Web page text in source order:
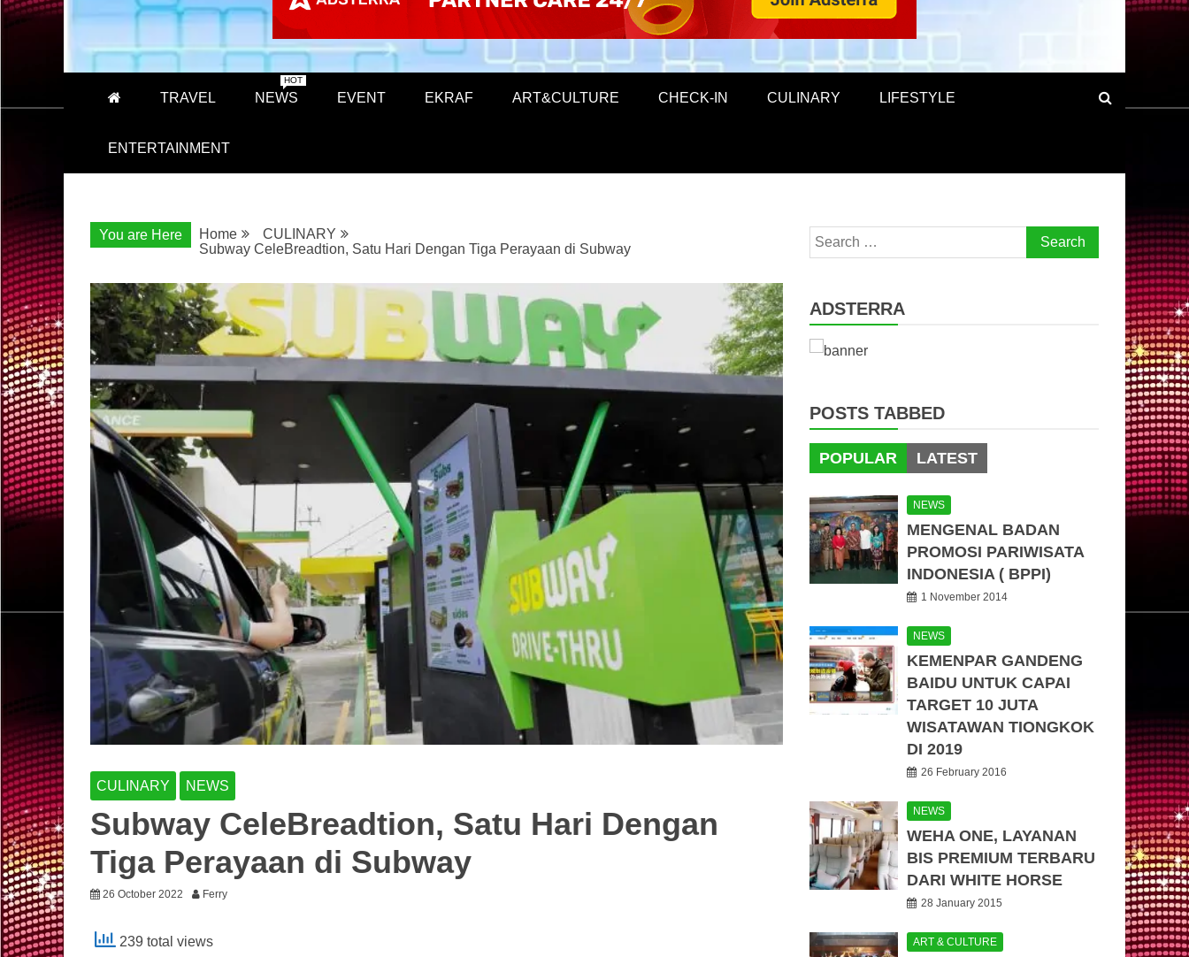
TRAVEL NEWS
HOT
EVENT EKRAF ART&CULTURE CHECK-IN CULINARY LIFESTYLE
ENTERTAINMENT
You are Here Home
CULINARY
Subway CeleBreadtion, Satu Hari Dengan Tiga Perayaan di Subway
CULINARY NEWS
Subway CeleBreadtion, Satu Hari Dengan
Tiga Perayaan di Subway
26 October 2022 Ferry
239 total views
Search
for:
ADSTERRA
POSTS TABBED
POPULAR LATEST
NEWS
MENGENAL BADAN
PROMOSI PARIWISATA
INDONESIA ( BPPI)
1 November 2014
NEWS
KEMENPAR GANDENG
BAIDU UNTUK CAPAI
TARGET 10 JUTA
WISATAWAN TIONGKOK
DI 2019
26 February 2016
NEWS
WEHA ONE, LAYANAN
BIS PREMIUM TERBARU
DARI WHITE HORSE
28 January 2015
ART & CULTURE